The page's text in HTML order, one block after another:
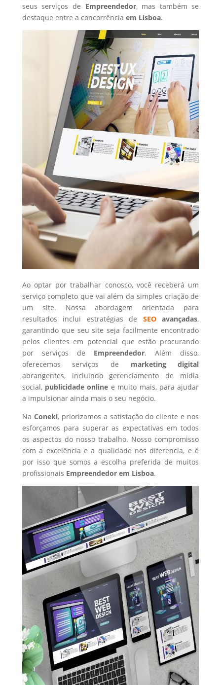
seus serviços de Empreendedor, mas também se
destaque entre a concorrência em Lisboa.
Ao optar por trabalhar conosco, você receberá um
serviço completo que vai além da simples criação de
um site. Nossa abordagem orientada para
resultados inclui estratégias de SEOavançadas,
garantindo que seu site seja facilmente encontrado
pelos clientes em potencial que estão procurando
por serviços de Empreendedor. Além disso,
oferecemos serviços de marketing digital
abrangentes, incluindo gerenciamento de mídia
social, publicidade online e muito mais, para ajudar
a impulsionar ainda mais o seu negócio.
Na Coneki, priorizamos a satisfação do cliente e nos
esforçamos para superar as expectativas em todos
os aspectos do nosso trabalho. Nosso compromisso
com a excelência e a qualidade nos diferencia, e é
por isso que somos a escolha preferida de muitos
profissionais Empreendedorem Lisboa.